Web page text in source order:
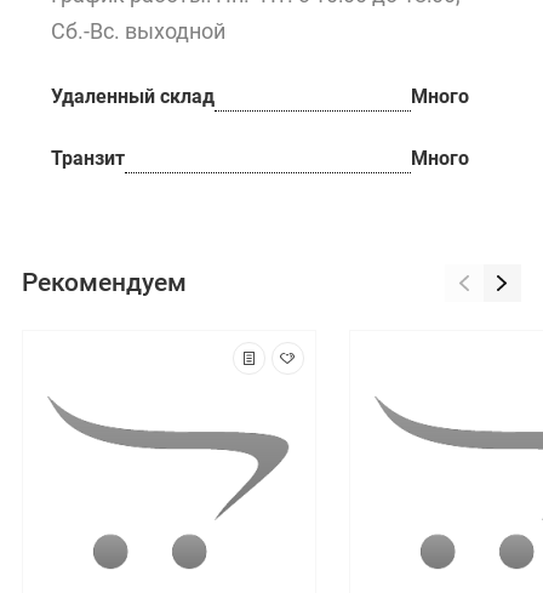
Сб.-Вс. выходной
Удаленный склад Много
Транзит Много
Рекомендуем